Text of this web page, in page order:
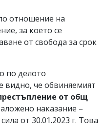
отношение на
за което се
от свобода за срок
по делото
видно, че обвиняемият
от общ
наказание –
от 30.01.2023 г. Това